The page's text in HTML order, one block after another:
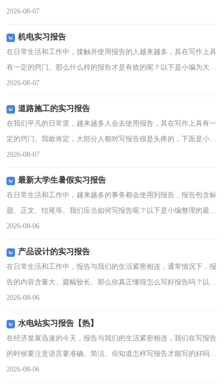
理的大学学生实习报告8篇，欢迎大家借鉴与参考，希望对大家有所
2026-08-07
机电实习报告
在日常生活和工作中，接触并使用报告的人越来越多，其在写作上具
有一定的窍门。那么什么样的报告才是有效的呢？以下是小编为大家
收集的机电实习报告，欢迎阅读与收藏。机电实习报告1一、实习目
2026-08-07
道路施工的实习报告
在我们平凡的日常里，越来越多人会去使用报告，其在写作上具有一
定的窍门。我敢肯定，大部分人都对写报告很是头疼的，下面是小编
为大家整理的道路施工的实习报告，仅供参考，欢迎大家阅读。道路
2026-08-07
最新大学生暑假实习报告
在日常生活和工作中，越来越多的事务都会使用到报告，报告包含标
题、正文、结尾等。我们应当如何写报告呢？以下是小编整理的最新
大学生暑假实习报告，欢迎阅读与收藏。最新大学生暑假实习报告1
2026-08-06
产品设计的实习报告
在日常生活和工作中，报告与我们的生活紧密相连，通常情况下，报
告的内容含量大、篇幅较长。那么你真正懂得怎么写好报告吗？以下
是小编为大家整理的产品设计的实习报告，希望能够帮助到大家。今
2026-08-06
水电站实习报告【热】
在经济发展迅速的今天，报告与我们的生活紧密相连，我们在写报告
的时候要注意语言要准确、简洁。你知道怎样写报告才能写的好吗？
以下是小编帮大家整理的水电站实习报告，希望能够帮助到大家。水
2026-08-06